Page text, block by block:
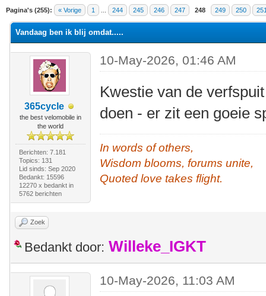
Pagina's (255): « Vorige 1 244 245 246 247 248 249 250
waardering is 4.25
Vandaag ben ik blij omdat.....
365cycle
the best velomobile in
the world
Berichten: 7.181
Topics: 131
Lid sinds: Sep 2020
Bedankt: 15596
12270 x bedankt in
5762 berichten
10-May-2026, 01:46 AM
Kwestie van de
doen - er zit een goeie
In words of others,
Wisdom blooms, forums unite,
Quoted love takes flight.
Zoek
Bedankt door: Willeke_IGKT
10-May-2026, 11:03 AM